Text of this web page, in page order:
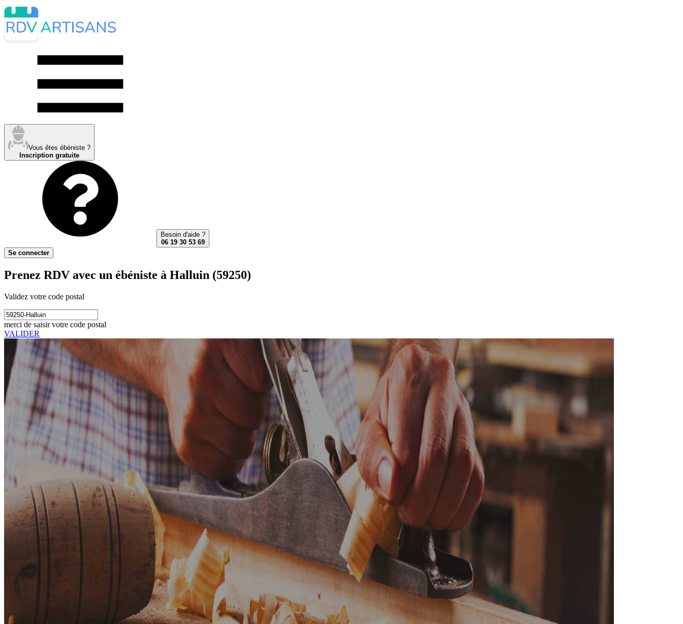
Vous êtes ébéniste ?
Inscription gratuite
Besoin d'aide ?
06 19 30 53 69
Se connecter
Prenez RDV avec un ébéniste à Halluin (59250)
Validez votre code postal
merci de saisir votre code postal
VALIDER